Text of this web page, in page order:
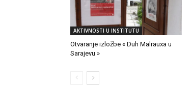
AKTIVNOSTI U INSTITUTU
Otvaranje izložbe « Duh Malrauxa u
Sarajevu »